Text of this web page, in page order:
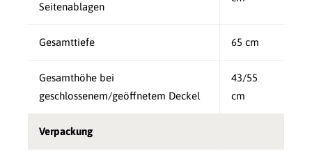
Seitenablagen
Gesamttiefe 65 cm
Gesamthöhe bei
geschlossenem/geöffnetem Deckel
43/55
cm
Verpackung